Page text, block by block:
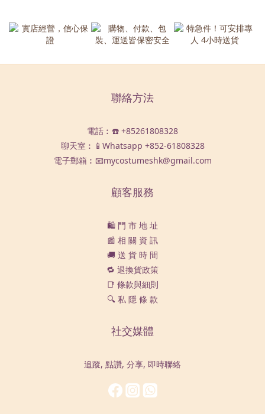
聯絡方法
電話︰☎️ +85261808328
聊天室︰📱Whatsapp +852-61808328
電子郵箱︰📧mycostumeshk@gmail.com
顧客服務
🛍️ 門 市 地 址
📰 相 關 資 訊
🚚 送 貨 時 間
🔁 退換貨政策
📑 條款與細則
🔍 私 隱 條 款
社交媒體
追蹤, 點讚, 分享, 即時聯絡